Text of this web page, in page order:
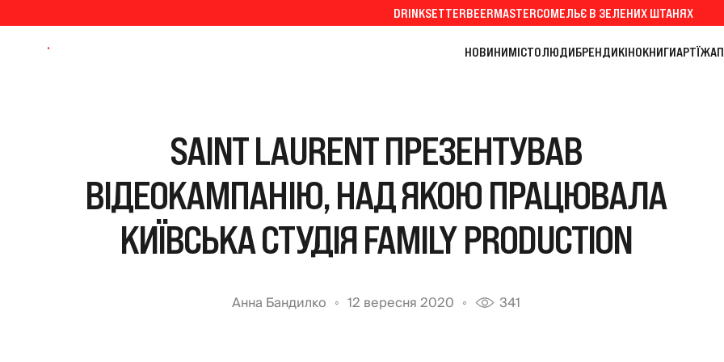
DRINKSETTERBEERMASTERСОМЕЛЬЄ В ЗЕЛЕНИХ ШТАНЯХ
НОВИНИМІСТОЛЮДИБРЕНДИКІНОКНИГИАРТЇЖА
SAINT LAURENT ПРЕЗЕНТУВАВ
ВІДЕОКАМПАНІЮ, НАД ЯКОЮ ПРАЦЮВАЛА
КИЇВСЬКА СТУДІЯ FAMILY PRODUCTION
Анна Бандилко 12 вересня 2020 341